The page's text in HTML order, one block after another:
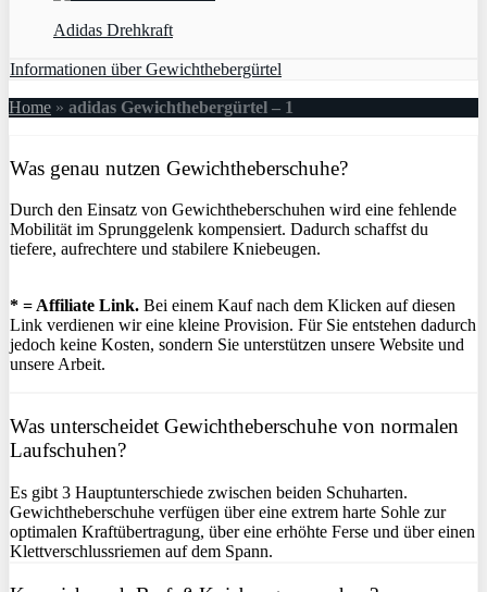
Adidas Drehkraft
Informationen über Gewichthebergürtel
Home » adidas Gewichthebergürtel – 1
Was genau nutzen Gewichtheberschuhe?
Durch den Einsatz von Gewichtheberschuhen wird eine fehlende
Mobilität im Sprunggelenk kompensiert. Dadurch schaffst du
tiefere, aufrechtere und stabilere Kniebeugen.
* = Affiliate Link. Bei einem Kauf nach dem Klicken auf diesen
Link verdienen wir eine kleine Provision. Für Sie entstehen dadurch
jedoch keine Kosten, sondern Sie unterstützen unsere Website und
unsere Arbeit.
Was unterscheidet Gewichtheberschuhe von normalen
Laufschuhen?
Es gibt 3 Hauptunterschiede zwischen beiden Schuharten.
Gewichtheberschuhe verfügen über eine extrem harte Sohle zur
optimalen Kraftübertragung, über eine erhöhte Ferse und über einen
Klettverschlussriemen auf dem Spann.